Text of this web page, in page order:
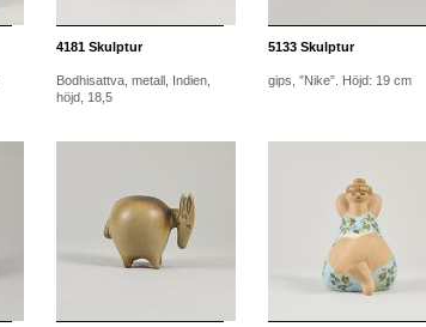
4181Skulptur
Bodhisattva, metall, Indien,
höjd, 18,5
5133Skulptur
gips, ”Nike”. Höjd: 19 cm